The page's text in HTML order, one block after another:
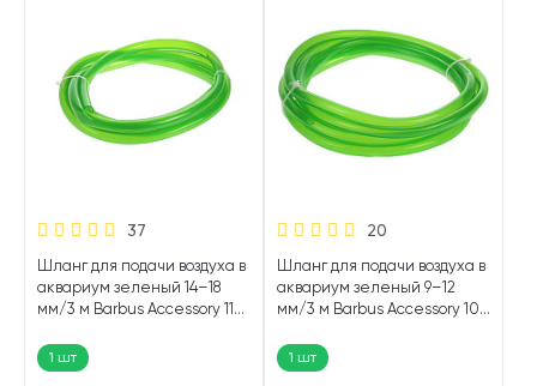
37
Шланг для подачи воздуха в
аквариум зеленый 14–18
мм/3 м Barbus Accessory 110
1 шт
20
Шланг для подачи воздуха в
аквариум зеленый 9–12
мм/3 м Barbus Accessory 108
1 шт